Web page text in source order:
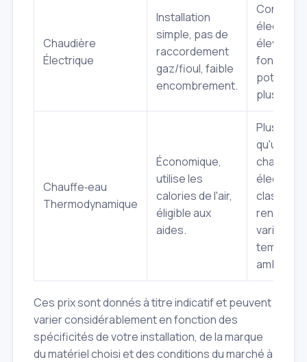
Chaudière
Électrique
Installation
simple, pas de
raccordement
gaz/fioul, faible
encombrement.
électrique
élevée,
plus cher.
Chauffe‑eau
Thermodynamique
Économique,
utilise les
calories de l'air,
éligible aux
aides.
Plus
qu'un
électrique
classique,
variable
ambiante.
Ces prix sont donnés à titre indicatif et peuvent
varier considérablement en fonction des
spécificités de votre installation, de la marque
du matériel choisi et des conditions du marché à